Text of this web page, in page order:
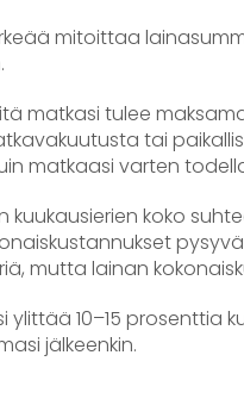
mitoittaa
matkasi tulee
tai
matkaasi varten
koko
mutta lainan
ylittää 10–15 prosenttia
jälkeenkin.